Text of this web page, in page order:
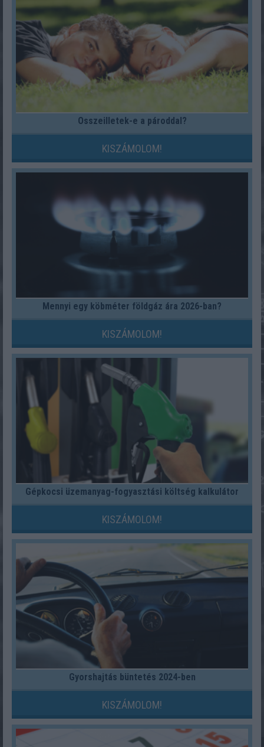
Összeilletek-e a pároddal?
KISZÁMOLOM!
Mennyi egy köbméter földgáz ára 2026-ban?
KISZÁMOLOM!
Gépkocsi üzemanyag-fogyasztási költség kalkulátor
KISZÁMOLOM!
Gyorshajtás büntetés 2024-ben
KISZÁMOLOM!